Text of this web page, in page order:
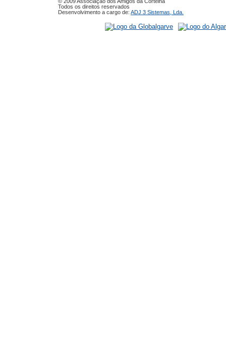
Todos os direitos reservados
Desenvolvimento a cargo de: ADJ 3 Sistemas, Lda.